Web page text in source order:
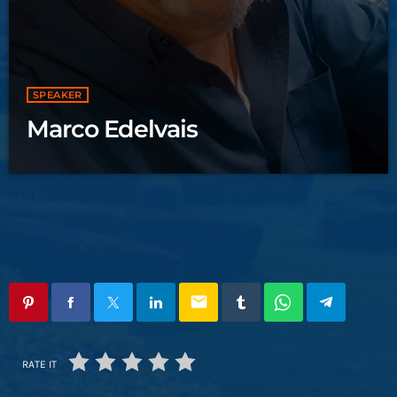
SPEAKER
Marco Edelvais
email
RATE IT